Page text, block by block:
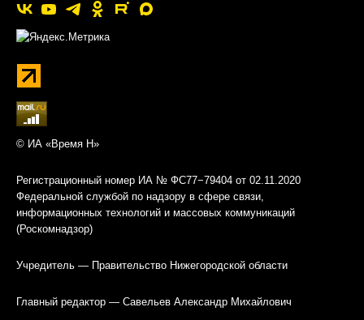
© ИА «Время Н»
Регистрационный номер ИА № ФС77−79404 от 02.11.2020
Федеральной службой по надзору в сфере связи,
информационных технологий и массовых коммуникаций
(Роскомнадзор)
Учредитель — Правительство Нижегородской области
Главный редактор — Савельев Александр Михайлович